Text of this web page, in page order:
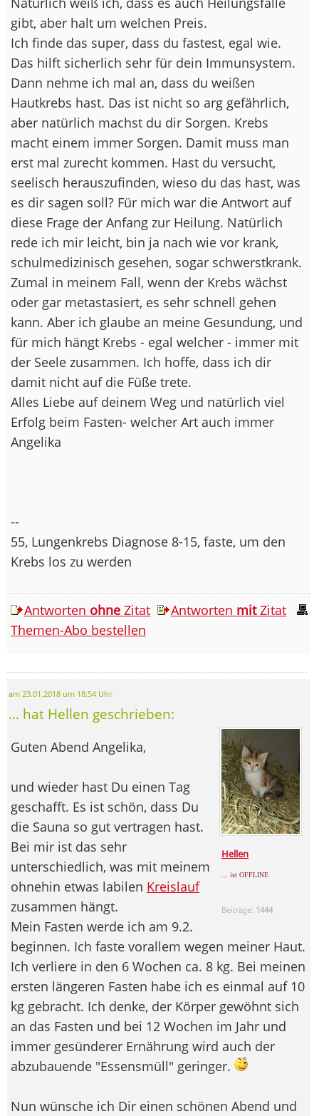
gibt, aber halt um welchen Preis.
Ich finde das super, dass du fastest, egal wie.
Das hilft sicherlich sehr für dein Immunsystem.
Dann nehme ich mal an, dass du weißen
Hautkrebs hast. Das ist nicht so arg gefährlich,
aber natürlich machst du dir Sorgen. Krebs
macht einem immer Sorgen. Damit muss man
erst mal zurecht kommen. Hast du versucht,
seelisch herauszufinden, wieso du das hast, was
es dir sagen soll? Für mich war die Antwort auf
diese Frage der Anfang zur Heilung. Natürlich
rede ich mir leicht, bin ja nach wie vor krank,
schulmedizinisch gesehen, sogar schwerstkrank.
Zumal in meinem Fall, wenn der Krebs wächst
oder gar metastasiert, es sehr schnell gehen
kann. Aber ich glaube an meine Gesundung, und
für mich hängt Krebs - egal welcher - immer mit
der Seele zusammen. Ich hoffe, dass ich dir
damit nicht auf die Füße trete.
Alles Liebe auf deinem Weg und natürlich viel
Erfolg beim Fasten- welcher Art auch immer
Angelika
--
55, Lungenkrebs Diagnose 8-15, faste, um den
Krebs los zu werden
Antworten ohne Zitat Antworten mitZitat
Themen-Abo bestellen
am 23.01.2018 um 18:54 Uhr
... hat Hellen geschrieben:
Hellen
... ist OFFLINE
Beiträge: 1444
Guten Abend Angelika,
und wieder hast Du einen Tag
geschafft. Es ist schön, dass Du
die Sauna so gut vertragen hast.
Bei mir ist das sehr
unterschiedlich, was mit meinem
ohnehin etwas labilen Kreislauf
zusammen hängt.
Mein Fasten werde ich am 9.2.
beginnen. Ich faste vorallem wegen meiner Haut.
Ich verliere in den 6 Wochen ca. 8 kg. Bei meinen
ersten längeren Fasten habe ich es einmal auf 10
kg gebracht. Ich denke, der Körper gewöhnt sich
an das Fasten und bei 12 Wochen im Jahr und
immer gesünderer Ernährung wird auch der
abzubauende "Essensmüll" geringer.
Nun wünsche ich Dir einen schönen Abend und